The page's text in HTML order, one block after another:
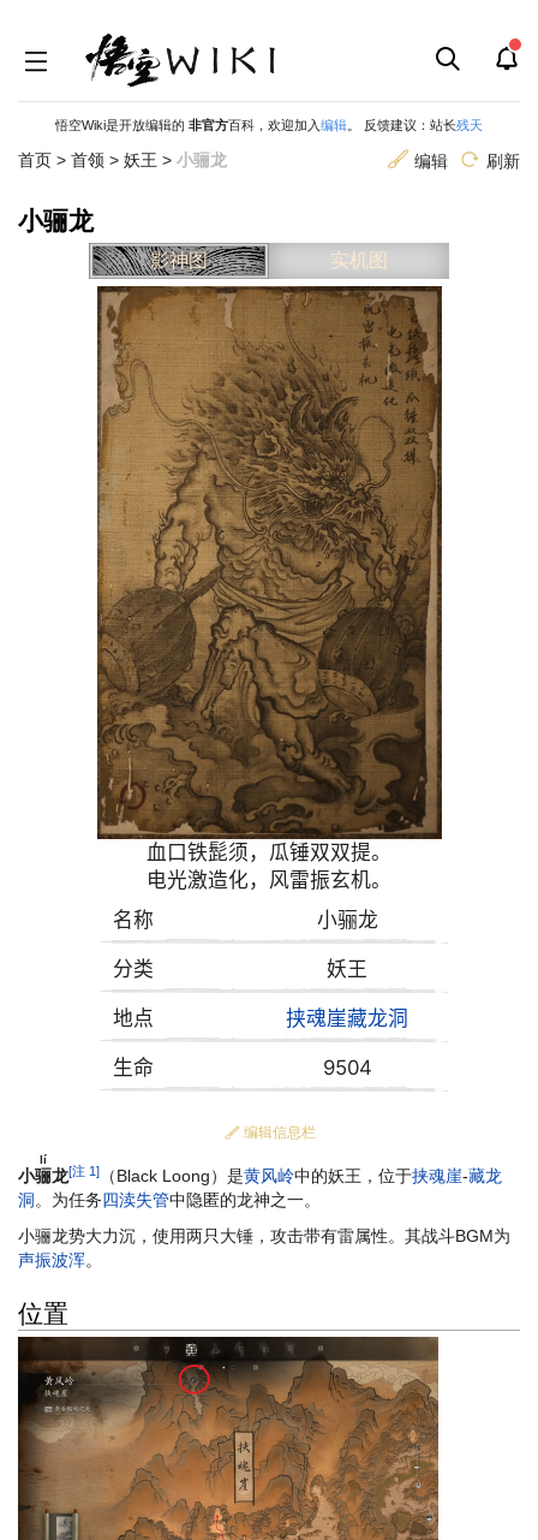
悟空Wiki是开放编辑的 非官方百科，欢迎加入编辑 。 反馈建议：站长残天
首页 > 首领 > 妖王 > 小骊龙 编辑 刷新
小骊龙
影神图 实机图
血口铁髭须，瓜锤双双提。
电光激造化，风雷振玄机。
名称
小骊龙
分类 妖王
地点 挟魂崖藏龙洞
生命 9504
编辑信息栏
小骊
lí
龙[注 1] （Black Loong）是黄风岭中的妖王，位于挟魂崖-藏龙
洞。为任务四渎失管中隐匿的龙神之一。
小骊龙势大力沉，使用两只大锤，攻击带有雷属性。其战斗BGM为
声振波浑。
位置